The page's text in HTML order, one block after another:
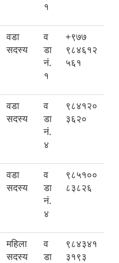
१
वडा
सदस्य
व
डा
नं.
१
+९७७
९८४६१२
५६१
वडा
सदस्य
व
डा
नं.
४
९८४१२०
३६२०
वडा
सदस्य
व
डा
नं.
४
९८५१००
८३८२६
महिला
सदस्य
व
डा
९८४३४१
३१९३